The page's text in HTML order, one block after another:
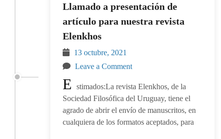
Llamado a presentación de
artículo para nuestra revista
Elenkhos
13 octubre, 2021
Leave a Comment
E
stimados:La revista Elenkhos, de la
Sociedad Filosófica del Uruguay, tiene el
agrado de abrir el envío de manuscritos, en
cualquiera de los formatos aceptados, para